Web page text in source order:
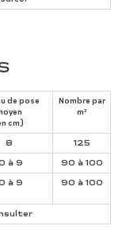
de pose
cm)
Nombre par
m²
8
125
à 9
90 à 100
à 9 90 à 100